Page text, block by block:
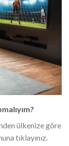
ülkenize göre
tıklayınız.